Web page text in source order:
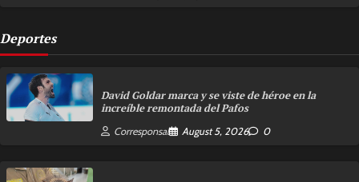
Deportes
David Goldar marca y se viste de héroe en la
increíble remontada del Pafos
Corresponsal August 5, 2026 0